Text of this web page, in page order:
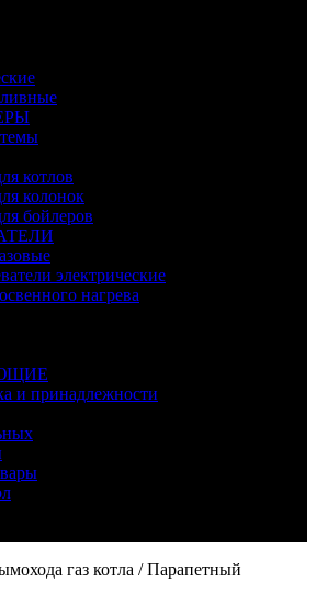
котлов
колонок
бойлеров
электрические
нагрева
и принадлежности
газ котла / Парапетный